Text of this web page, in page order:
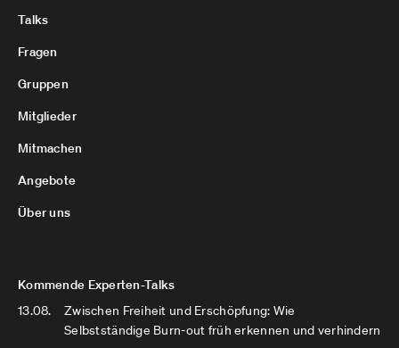
Talks
Fragen
Gruppen
Mitglieder
Mitmachen
Angebote
Über uns
Kommende Experten-Talks
13.08.
Zwischen Freiheit und Erschöpfung: Wie
Selbstständige Burn-out früh erkennen und verhindern